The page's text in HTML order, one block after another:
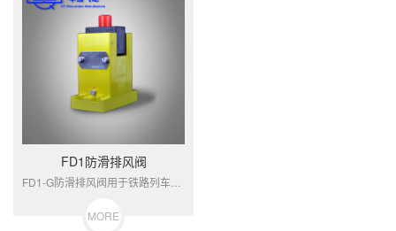
FD1防滑排风阀
MORE